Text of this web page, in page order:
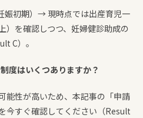
娠初期）→ 現時点では出産育児一
）を確認しつつ、妊婦健診助成の
C）。
度はいくつありますか？
能性が高いため、本記事の「申請
今すぐ確認してください（Result